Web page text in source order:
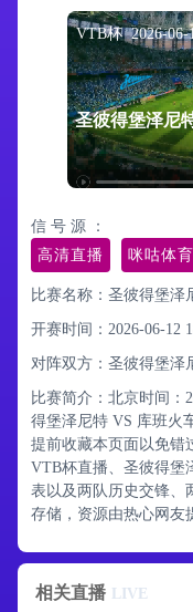
VTB杯 2026-06-
圣彼得堡泽尼
信 号 源 ：
高清直播
咪咕体育
比赛名称：圣彼得堡泽
开赛时间：2026-06-12
对阵双方：圣彼得堡泽
比赛简介：北京时间：
得堡泽尼特 VS 库班火
提前收藏本页面以免错
VTB杯直播、圣彼得堡
表以及两队历史交锋、
存储，资源由热心网友
相关直播 LIVE